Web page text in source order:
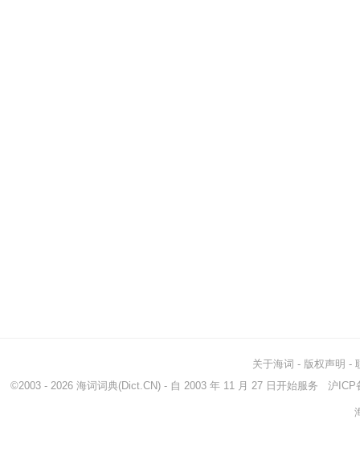
关于海词 - 版权声明 -
©2003 - 2026 海词词典(Dict.CN) - 自 2003 年 11 月 27 日开始服务 沪ICP